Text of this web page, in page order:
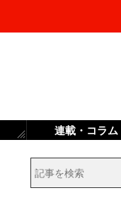
連載・コラム